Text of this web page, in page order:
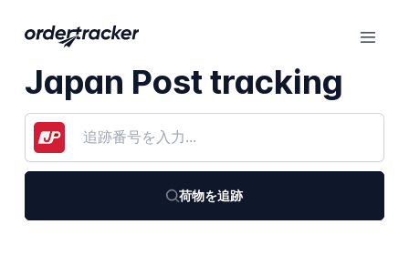
Japan Post tracking
荷物を追跡